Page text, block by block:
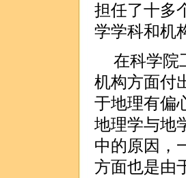
担任了十多
学学科和机
在科学院
机构方面付
于地理有偏
地理学与地
中的原因，
方面也是由